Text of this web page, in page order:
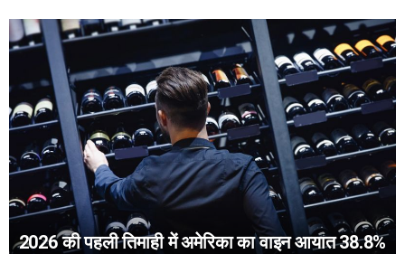
2026 की पहली तिमाही में अमेरिका का वाइन आयात 38.8%